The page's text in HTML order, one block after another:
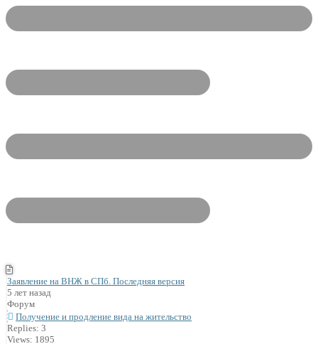
Заявление на ВНЖ в СПб. Последняя версия
5 лет назад
Форум
Получение и продление вида на жительство
Replies: 3
Views: 1895